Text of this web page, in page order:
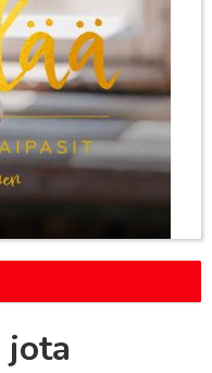
jota